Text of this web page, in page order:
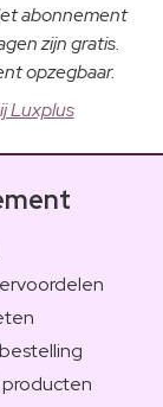
abonnement
zijn gratis.
opzegbaar.
Luxplus